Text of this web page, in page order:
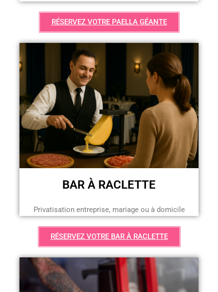
RÉSERVEZ VOTRE PAELLA GÉANTE
BAR À RACLETTE
Privatisation entreprise, mariage ou à domicile
RÉSERVEZ VOTRE BAR À RACLETTE